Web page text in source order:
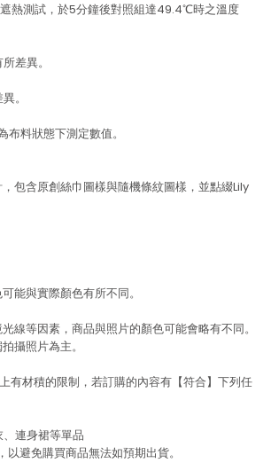
熱測試，於5分鐘後對照組達49.4℃時之溫度
差異。
。
料狀態下測定數值。
包含原創絲巾圖樣與隨機條紋圖樣，並點綴Lily
能與實際顏色有所不同。
線等因素，商品與照片的顏色可能會略有不同。
攝照片為主。
有材積的限制，若訂購的內容有【符合】下列任
連身裙等單品
以避免購買商品無法如預期出貨。